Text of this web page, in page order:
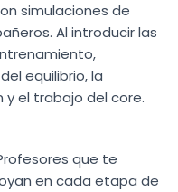
simulaciones de
Al introducir las
equilibrio, la
y el trabajo del core.
que te
en cada etapa de